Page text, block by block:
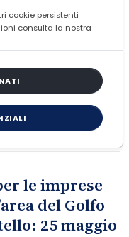
di micro,
2016" -
per la
7
le imprese
del Golfo
25 maggio
cookie persistenti
consulta la nostra